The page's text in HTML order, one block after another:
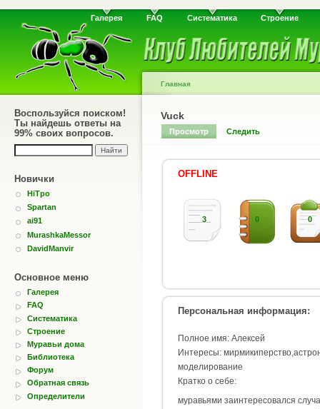
Галерея FAQ Систематика Строение
Воспользуйся поиском!
Ты найдешь ответы на
99% своих вопросов.
Новички
HiTpo
Spartan
ai91
MurashkaMessor
DavidManvir
Основное меню
Галерея
FAQ
Систематика
Строение
Муравьи дома
Библиотека
Форум
Обратная связь
Определители
Главная
Vuck
Просмотр Следить
OFFLINE
3 0 0
Персональная информация:
Полное имя: Алексей
Интересы:
моделирование
Кратко о себе:
муравьями заинтересовался